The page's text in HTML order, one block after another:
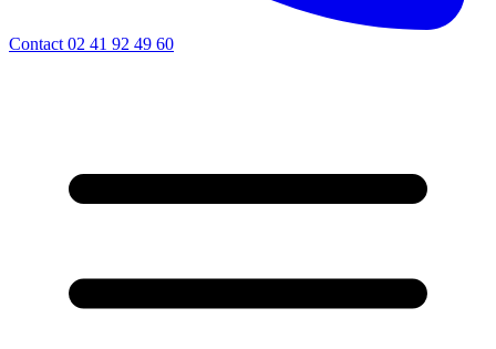
Contact 02 41 92 49 60